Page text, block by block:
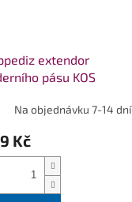
extendor
pásu KOS
Na objednávku 7-14 dní
Kč